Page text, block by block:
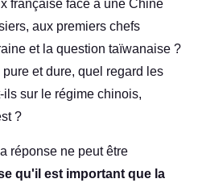
française face à une Chine
aux premiers chefs
et la question taïwanaise ?
et dure, quel regard les
sur le régime chinois,
?
réponse ne peut être
qu'il est important que la